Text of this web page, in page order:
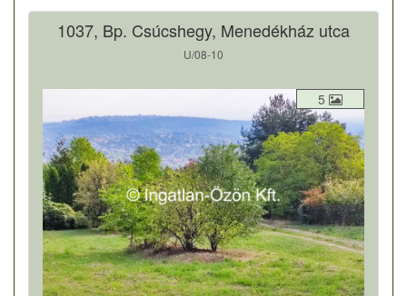
1037, Bp. Csúcshegy, Menedékház utca
U/08-10
5